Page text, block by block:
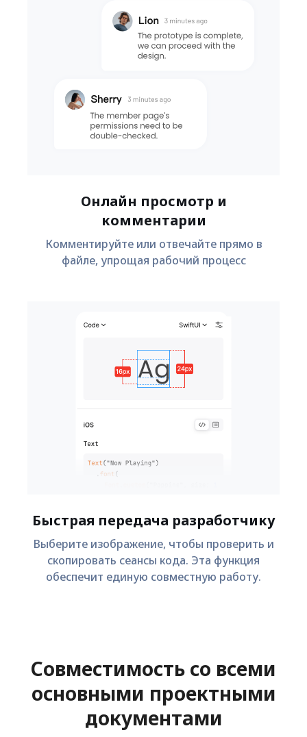
Онлайн просмотр и
комментарии
Комментируйте или отвечайте прямо в
файле, упрощая рабочий процесс
Быстрая передача разработчику
Выберите изображение, чтобы проверить и
скопировать сеансы кода. Эта функция
обеспечит единую совместную работу.
Совместимость со всеми
основными проектными
документами